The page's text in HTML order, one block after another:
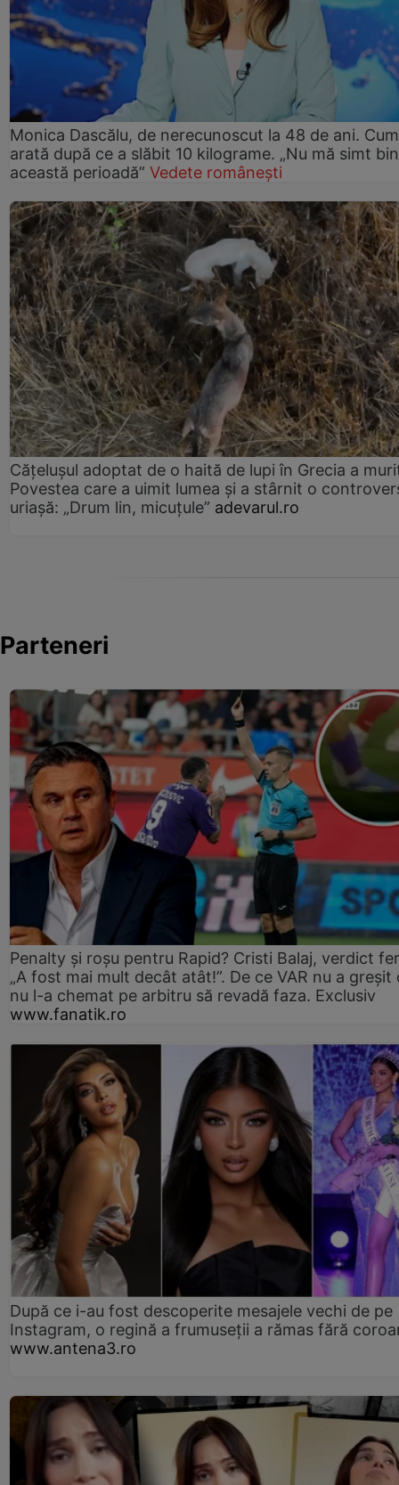
Monica Dascălu, de nerecunoscut la 48 de ani. Cum
arată după ce a slăbit 10 kilograme. „Nu mă simt
această perioadă” Vedete românești
Cățelușul adoptat de o haită de lupi în Grecia a
Povestea care a uimit lumea și a stârnit o
uriașă: „Drum lin, micuțule” adevarul.ro
Parteneri
Penalty și roșu pentru Rapid? Cristi Balaj, verdict
„A fost mai mult decât atât!”. De ce VAR nu a greșit
nu l-a chemat pe arbitru să revadă faza. Exclusiv
www.fanatik.ro
După ce i-au fost descoperite mesajele vechi de pe
Instagram, o regină a frumuseții a rămas fără
www.antena3.ro